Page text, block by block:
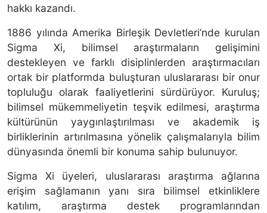
hakkı kazandı.
1886 yılında Amerika Birleşik Devletleri’nde kurulan
Sigma Xi, bilimsel araştırmaların gelişimini
destekleyen ve farklı disiplinlerden araştırmacıları
ortak bir platformda buluşturan uluslararası bir onur
topluluğu olarak faaliyetlerini sürdürüyor. Kuruluş;
bilimsel mükemmeliyetin teşvik edilmesi, araştırma
kültürünün yaygınlaştırılması ve akademik iş
birliklerinin artırılmasına yönelik çalışmalarıyla bilim
dünyasında önemli bir konuma sahip bulunuyor.
Sigma Xi üyeleri, uluslararası araştırma ağlarına
erişim sağlamanın yanı sıra bilimsel etkinliklere
katılım, araştırma destek programlarından